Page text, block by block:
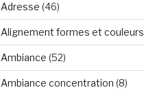
Adresse (46)
Alignement formes et couleurs
Ambiance (52)
Ambiance concentration (8)